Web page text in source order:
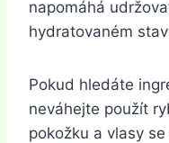
napomáhá
hydratovaném
Pokud hledáte
neváhejte použít
pokožku a vlasy